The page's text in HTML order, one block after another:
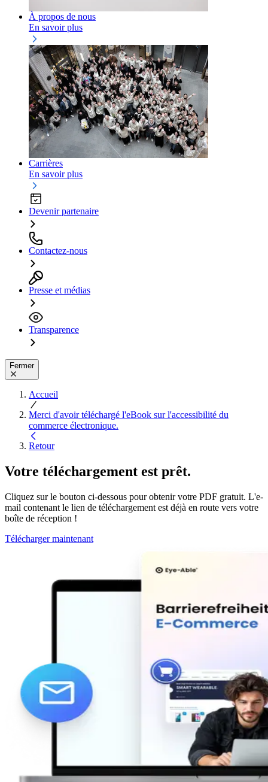
À propos de nous
En savoir plus
Carrières
En savoir plus
Devenir partenaire
Contactez-nous
Presse et médias
Transparence
Fermer
Accueil
Merci d'avoir téléchargé l'eBook sur l'accessibilité du
commerce électronique.
Retour
Votre téléchargement est prêt.
Cliquez sur le bouton ci-dessous pour obtenir votre PDF gratuit. L'e-
mail contenant le lien de téléchargement est déjà en route vers votre
boîte de réception !
Télécharger maintenant